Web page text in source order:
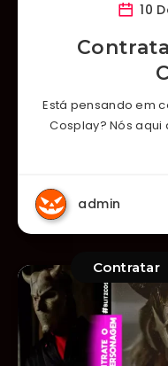
10
Está pensando em
Cosplay? Nós aqui
admin
Contratar